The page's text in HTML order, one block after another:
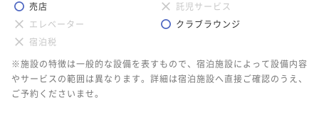
売店
託児サービス
エレベーター
クラブラウンジ
宿泊税
※施設の特徴は一般的な設備を表すもので、宿泊施設によって設備内容
やサービスの範囲は異なります。詳細は宿泊施設へ直接ご確認のうえ、
ご予約くださいませ。